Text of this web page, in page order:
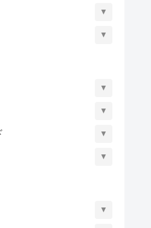
▼
▼
▼
▼
▼
▼
▼